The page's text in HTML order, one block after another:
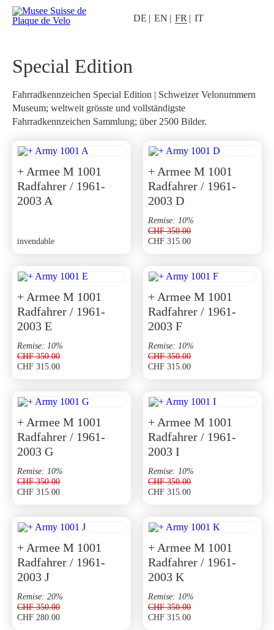
DE EN FR IT
Special Edition
Fahrradkennzeichen Special Edition | Schweizer Velonummern
Museum; weltweit grösste und vollständigste
Fahrradkennzeichen Sammlung; über 2500 Bilder.
+ Armee M 1001
Radfahrer / 1961-
2003 A
invendable
+ Armee M 1001
Radfahrer / 1961-
2003 D
CHF350.00
initial
était :
CHF 350.00.
CHF 315.00
actuel
est :
CHF 315.00.
Remise: 10%
+ Armee M 1001
Radfahrer / 1961-
2003 E
CHF350.00
initial
était :
CHF 350.00.
CHF 315.00
actuel
est :
CHF 315.00.
Remise: 10%
+ Armee M 1001
Radfahrer / 1961-
2003 F
CHF350.00
initial
était :
CHF 350.00.
CHF 315.00
actuel
est :
CHF 315.00.
Remise: 10%
+ Armee M 1001
Radfahrer / 1961-
2003 G
CHF350.00
initial
était :
CHF 350.00.
CHF 315.00
actuel
est :
CHF 315.00.
Remise: 10%
+ Armee M 1001
Radfahrer / 1961-
2003 I
CHF350.00
initial
était :
CHF 350.00.
CHF 315.00
actuel
est :
CHF 315.00.
Remise: 10%
+ Armee M 1001
Radfahrer / 1961-
2003 J
CHF350.00
CHF 280.00
Remise: 20%
+ Armee M 1001
Radfahrer / 1961-
2003 K
CHF350.00
CHF 315.00
Remise: 10%